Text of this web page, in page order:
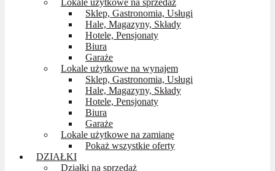
Sklep, Gastronomia, Usługi
Hale, Magazyny, Składy
Hotele, Pensjonaty
Biura
Garaże
Lokale użytkowe na wynajem
Sklep, Gastronomia, Usługi
Hale, Magazyny, Składy
Hotele, Pensjonaty
Biura
Garaże
Lokale użytkowe na zamianę
Pokaż wszystkie oferty
DZIAŁKI
Działki na sprzedaż